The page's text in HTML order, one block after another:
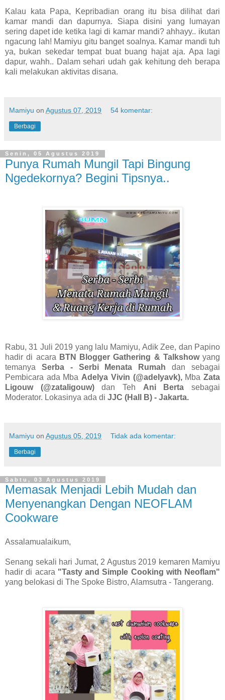
Kalau kata Papa, Kepribadian orang itu bisa dilihat dari
kamar mandi dan dapurnya. Siapa disini yang lumayan
sering dapet ide ketika lagi di kamar mandi? ahhayy.. ikutan
ngacung lah! Mamiyu gitu banget soalnya. Kamar mandi tuh
ya, bukan sekedar tempat buat buang hajat aja. Apa lagi
dapur, wahh.. Dalam sehari udah gak kehitung deh berapa
kali melakukan aktivitas disana.
Mamiyu on Agustus 07, 2019 54 komentar:
Berbagi
Senin, 05 Agustus 2019
Punya Rumah Mungil Tapi Bingung
Ngedekornya? Begini Tipsnya..
Rabu, 31 Juli 2019 yang lalu Mamiyu, Adik Zee, dan Papino
hadir di acara BTN Blogger Gathering & Talkshow yang
temanya Serba - Serbi Menata Rumahdan sebagai
Pembicara ada Mba Adelya Vivin (@adelyavk),MbaZata
Ligouw (@zataligouw)dan Teh Ani Bertasebagai
Moderator. Lokasinya ada di JJC (Hall B) - Jakarta.
Mamiyu on Agustus 05, 2019 Tidak ada komentar:
Berbagi
Sabtu, 03 Agustus 2019
Memasak Menjadi Lebih Mudah dan
Menyenangkan Dengan NEOFLAM
Cookware
Assalamualaikum,
Senang sekali hari Jumat, 2 Agustus 2019 kemaren Mamiyu
hadir di acara "Tasty and Simple Cooking with Neoflam"
yang belokasi di The Spoke Bistro, Alamsutra - Tangerang.